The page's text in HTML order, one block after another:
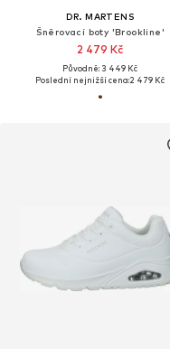
DR. MARTENS
Šněrovací boty 'Brookline'
2 479 Kč
Původně: 3 449 Kč
Poslední nejnižší cena:2 479 Kč